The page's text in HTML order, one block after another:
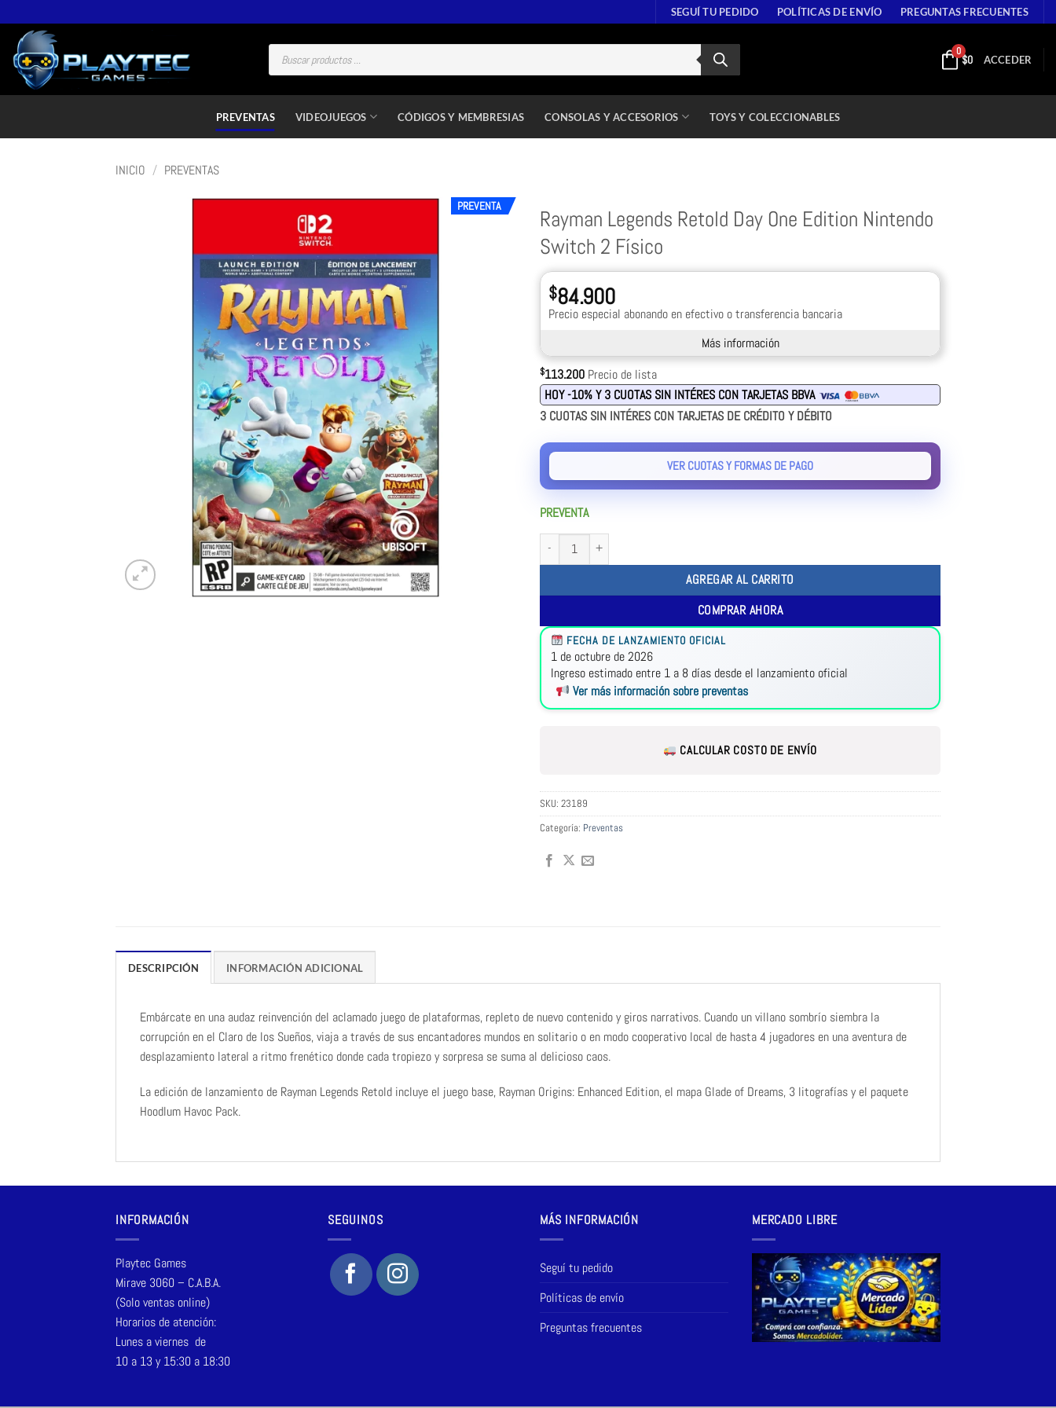
SEGUÍ TU PEDIDO POLÍTICAS DE ENVÍO PREGUNTAS FRECUENTES
0
$0 ACCEDER
PREVENTAS VIDEOJUEGOS CÓDIGOS Y MEMBRESIAS CONSOLAS Y ACCESORIOS TOYS Y COLECCIONABLES
INICIO / PREVENTAS
PREVENTA
Rayman Legends Retold Day One Edition Nintendo
Switch 2 Físico
$84.900
Precio especial abonando en efectivo o transferencia bancaria
Más información
$113.200 Precio de lista
HOY -10% Y 3 CUOTAS SIN INTÉRES CON TARJETAS BBVA
3 CUOTAS SIN INTÉRES CON TARJETAS DE CRÉDITO Y DÉBITO
VER CUOTAS Y FORMAS DE PAGO
PREVENTA
AGREGAR AL CARRITO
COMPRAR AHORA
FECHA DE LANZAMIENTO OFICIAL
1 de octubre de 2026
Ingreso estimado entre 1 a 8 días desde el lanzamiento oficial
Ver más información sobre preventas
CALCULAR COSTO DE ENVÍO
SKU: 23189
Categoría: Preventas
DESCRIPCIÓN INFORMACIÓN ADICIONAL
Embárcate en una audaz reinvención del aclamado juego de plataformas, repleto de nuevo contenido y giros narrativos. Cuando un villano sombrío siembra la
corrupción en el Claro de los Sueños, viaja a través de sus encantadores mundos en solitario o en modo cooperativo local de hasta 4 jugadores en una aventura de
desplazamiento lateral a ritmo frenético donde cada tropiezo y sorpresa se suma al delicioso caos.
La edición de lanzamiento de Rayman Legends Retold incluye el juego base, Rayman Origins: Enhanced Edition, el mapa Glade of Dreams, 3 litografías y el paquete
Hoodlum Havoc Pack.
INFORMACIÓN
Playtec Games
Mirave 3060 – C.A.B.A.
(Solo ventas online)
Horarios de atención:
Lunes a viernes de
10 a 13 y 15:30 a 18:30
SEGUINOS MÁS INFORMACIÓN
Seguí tu pedido
Políticas de envío
Preguntas frecuentes
MERCADO LIBRE